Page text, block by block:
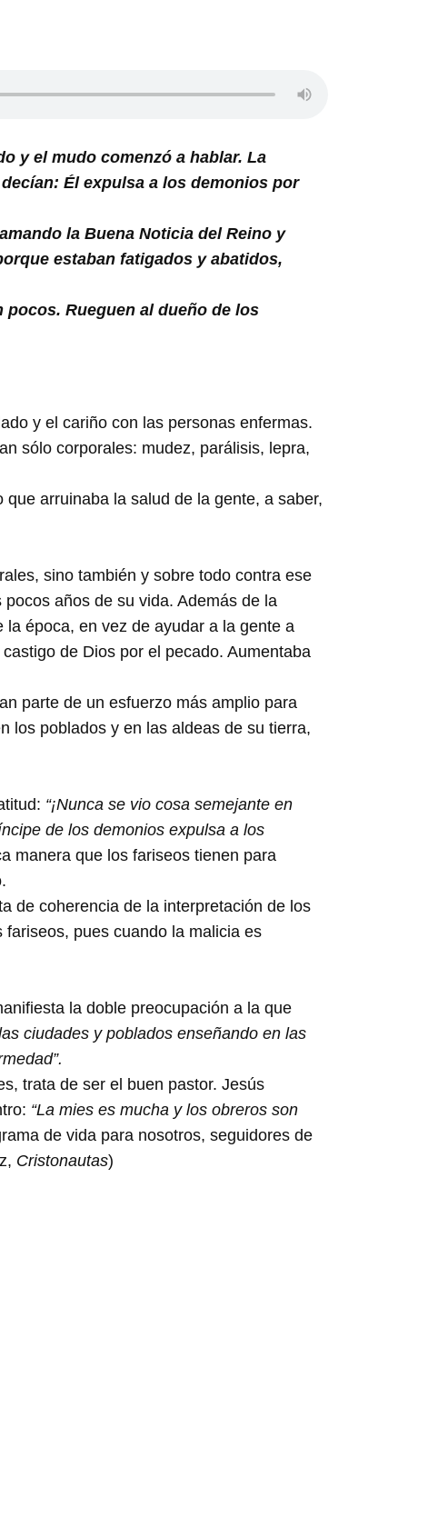
y el mudo comenzó a hablar. La
Él expulsa a los demonios por
la Buena Noticia del Reino y
estaban fatigados y abatidos,
Rueguen al dueño de los
y el cariño con las personas enfermas.
sólo corporales: mudez, parálisis, lepra,
arruinaba la salud de la gente, a saber,
sino también y sobre todo contra ese
años de su vida. Además de la
época, en vez de ayudar a la gente a
de Dios por el pecado. Aumentaba
parte de un esfuerzo más amplio para
los poblados y en las aldeas de su tierra,
“¡Nunca se vio cosa semejante en
de los demonios expulsa a los
manera que los fariseos tienen para
de coherencia de la interpretación de los
pues cuando la malicia es
la doble preocupación a la que
ciudades y poblados enseñando en las
trata de ser el buen pastor. Jesús
“La mies es mucha y los obreros son
de vida para nosotros, seguidores de
Cristonautas)